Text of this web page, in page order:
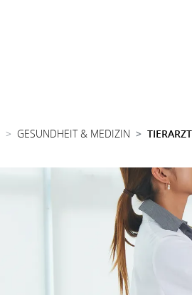
GESUNDHEIT & MEDIZIN TIERARZT